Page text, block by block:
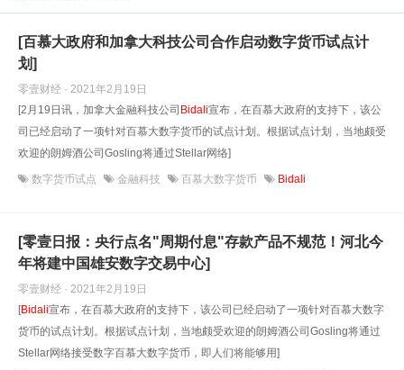
[百慕大政府和加拿大科技公司合作启动数字货币试点计
划]
零壹财经 · 2021年2月19日
[2月19日讯，加拿大金融科技公司 Bidali宣布，在百慕大政府的支持下，该公
司已经启动了一项针对百慕大数字货币的试点计划。根据试点计划，当地颇受
欢迎的朗姆酒公司Gosling将通过Stellar网络]
数字货币试点 金融科技 百慕大数字货币 Bidali
[零壹日报：央行点名"周期付息"存款产品不规范！河北今
年将建中国雄安数字交易中心]
零壹财经 · 2021年2月19日
[Bidali宣布，在百慕大政府的支持下，该公司已经启动了一项针对百慕大数字
货币的试点计划。根据试点计划，当地颇受欢迎的朗姆酒公司Gosling将通过
Stellar网络接受数字百慕大数字货币，即人们将能够用]